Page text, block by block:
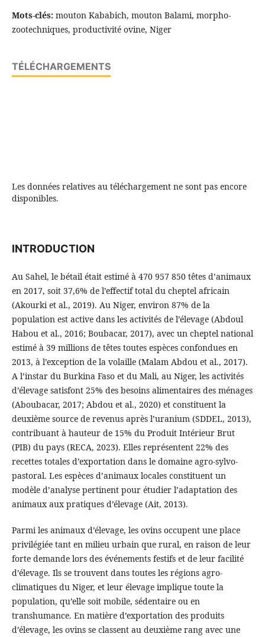
Mots-clés:mouton Kababich, mouton Balami, morpho-
zootechniques, productivité ovine, Niger
TÉLÉCHARGEMENTS
Les données relatives au téléchargement ne sont pas encore
disponibles.
INTRODUCTION
Au Sahel, le bétail était estimé à 470 957 850 têtes d’animaux
en 2017, soit 37,6% de l’effectif total du cheptel africain
(Akourki et al., 2019). Au Niger, environ 87% de la
population est active dans les activités de l’élevage (Abdoul
Habou et al., 2016; Boubacar, 2017), avec un cheptel national
estimé à 39 millions de têtes toutes espèces confondues en
2013, à l’exception de la volaille (Malam Abdou et al., 2017).
A l’instar du Burkina Faso et du Mali, au Niger, les activités
d’élevage satisfont 25% des besoins alimentaires des ménages
(Aboubacar, 2017; Abdou et al., 2020) et constituent la
deuxième source de revenus après l’uranium (SDDEL, 2013),
contribuant à hauteur de 15% du Produit Intérieur Brut
(PIB) du pays (RECA, 2023). Elles représentent 22% des
recettes totales d’exportation dans le domaine agro-sylvo-
pastoral. Les espèces d’animaux locales constituent un
modèle d’analyse pertinent pour étudier l’adaptation des
animaux aux pratiques d’élevage (Ait, 2013).
Parmi les animaux d’élevage, les ovins occupent une place
privilégiée tant en milieu urbain que rural, en raison de leur
forte demande lors des événements festifs et de leur facilité
d’élevage. Ils se trouvent dans toutes les régions agro-
climatiques du Niger, et leur élevage implique toute la
population, qu’elle soit mobile, sédentaire ou en
transhumance. En matière d’exportation des produits
d’élevage, les ovins se classent au deuxième rang avec une